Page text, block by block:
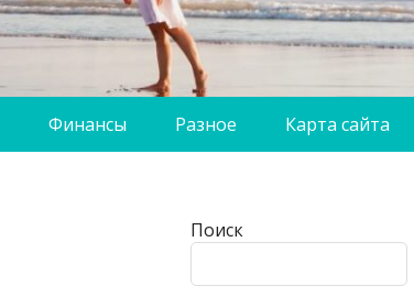
Финансы Разное Карта сайта
Поиск